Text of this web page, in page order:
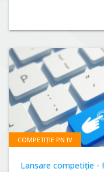
COMPETIȚIE PN IV
Lansare competiție